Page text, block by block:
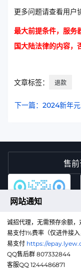
更多问题请查看用户
最大前提条件，服务
国大陆法律的内容，
文章标签： 退款
下一篇：2024新年
售
QQ售后群
网站通知
诚招代理，无需预存余额，
易支付1%费率（仅进件接入
易支付 https://
QQ售后群 807332844
客服QQ 1244486871